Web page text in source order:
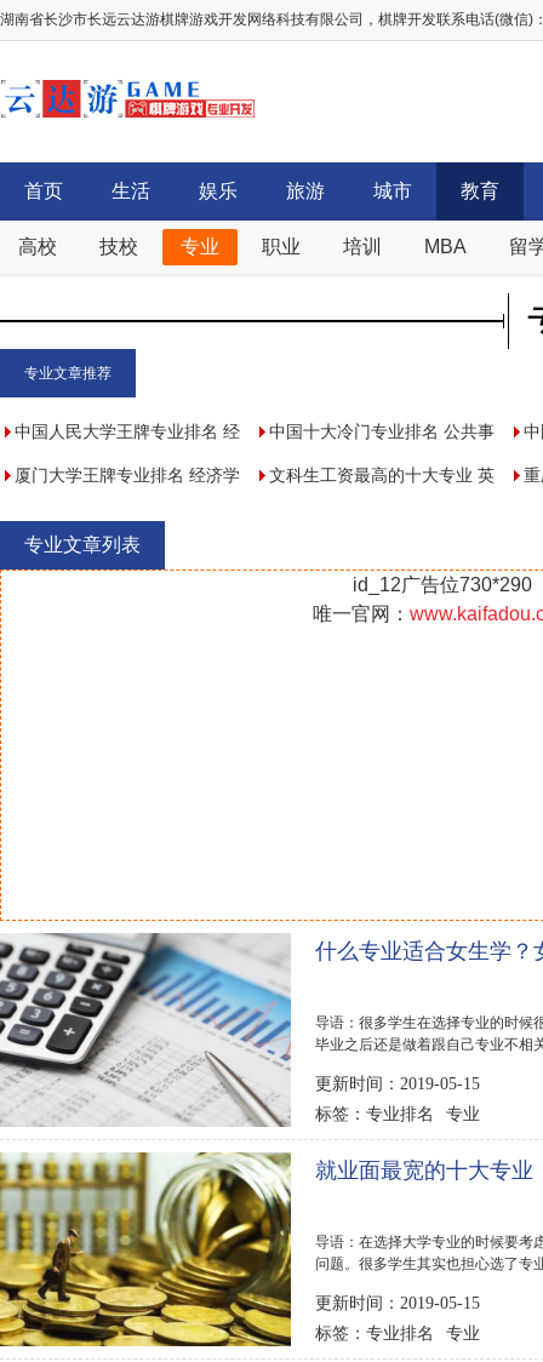
湖南省长沙市长远云达游棋牌游戏开发网络科技有限公司，棋牌开发联系电话(微信)
首页 生活 娱乐 旅游 城市 教育
高校 技校 专业 职业 培训 MBA 留
专业文章推荐
中国人民大学王牌专业排名 经
济学上榜(4个)
中国十大冷门专业排名 公共事
业管理上榜
厦门大学王牌专业排名 经济学
上榜(5个)
文科生工资最高的十大专业 英
专业文章列表
id_12广告位730*290
唯一官网：
什么专业适合女生学？
导语：很多学生在选择专业的时候
毕业之后还是做着跟自己专业不相
更新时间：2019-05-15
标签： 专业排名 专业
就业面最宽的十大专业
导语：在选择大学专业的时候要考
问题。很多学生其实也担心选了专
更新时间：2019-05-15
标签： 专业排名 专业